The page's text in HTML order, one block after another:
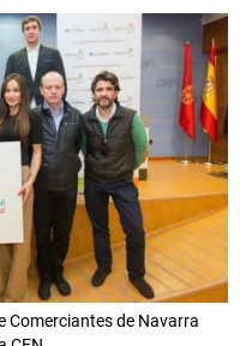
Comerciantes de Navarra